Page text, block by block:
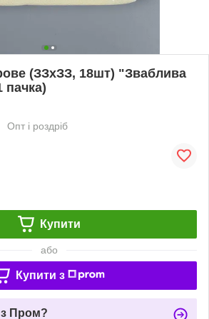
(ЗЗхЗЗ, 18шт) "Зваблива
пачка)
Опт і роздріб
Купити
або
Купити з
з Пром?